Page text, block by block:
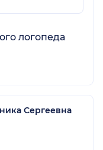
логопеда
Сергеевна